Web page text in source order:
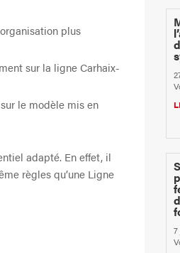
plus
sur la ligne Carhaix-
le modèle mis en
adapté. En effet, il
règles qu’une Ligne